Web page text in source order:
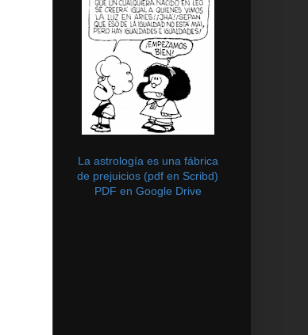
La astrología es una fábrica
de prejuicios (pdf en Scribd)
PDF en Google Drive